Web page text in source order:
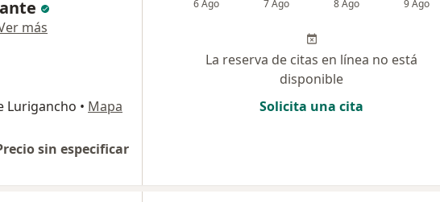
más
Lurigancho • Mapa
sin especificar
6 Ago 7 Ago 8 Ago 9 Ago
La reserva de citas en línea no está
disponible
Solicita una cita